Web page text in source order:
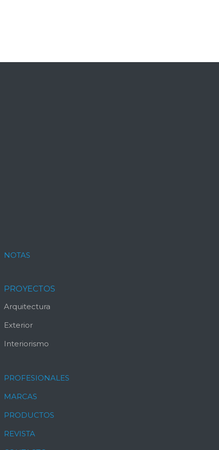
NOTAS
PROYECTOS
Arquitectura
Exterior
Interiorismo
PROFESIONALES
MARCAS
PRODUCTOS
REVISTA